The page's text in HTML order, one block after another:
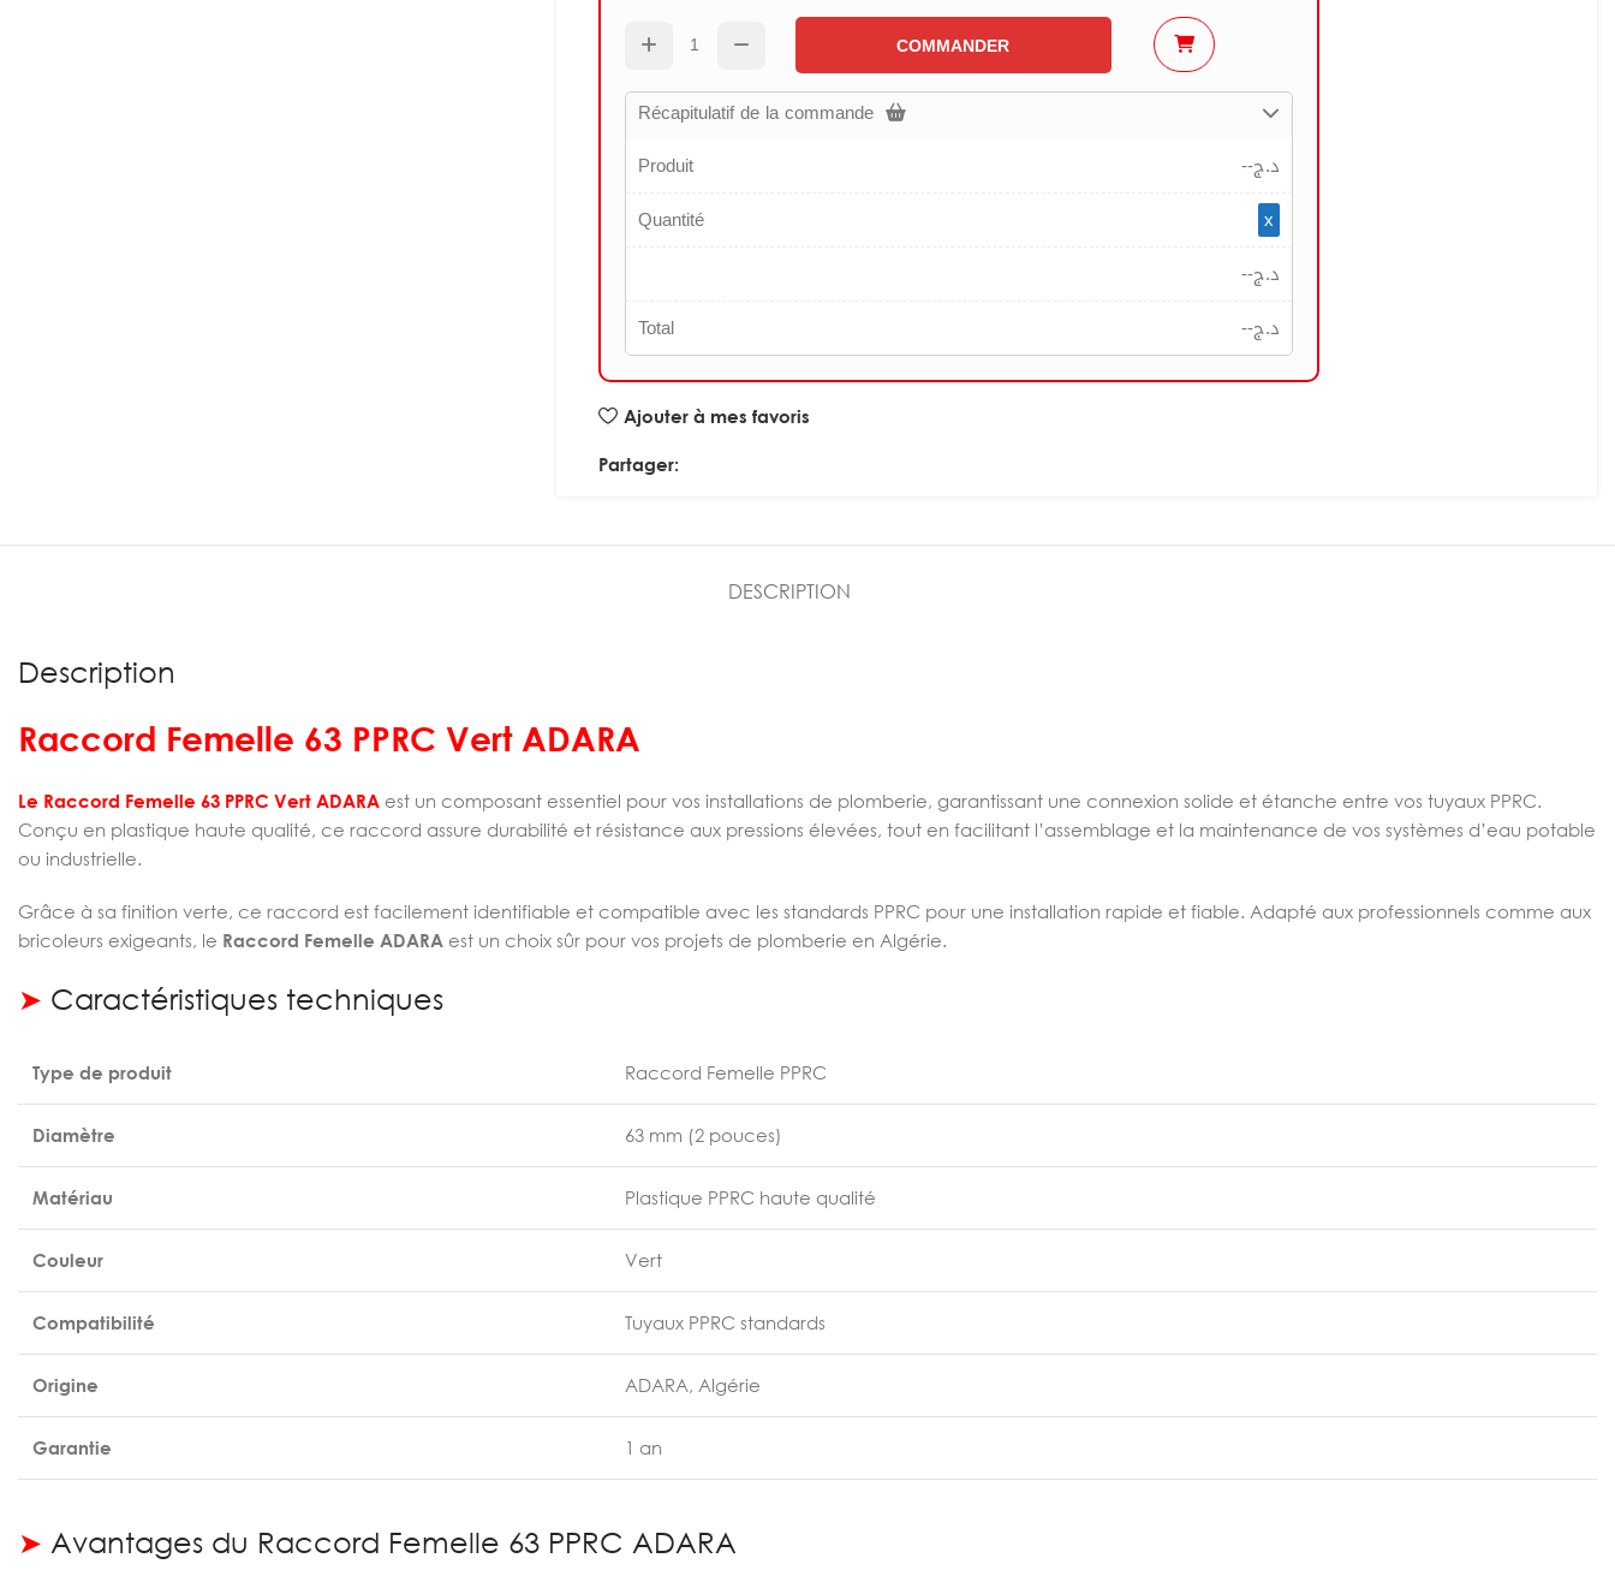
COMMANDER
Récapitulatif de la commande
Produit
--د.ج
Quantité
x
--د.ج
Total
--د.ج
Ajouter à mes favoris
Partager:
DESCRIPTION
Description
Raccord Femelle 63 PPRC Vert ADARA
Le Raccord Femelle 63 PPRC Vert ADARA est un composant essentiel pour vos installations de plomberie, garantissant une connexion solide et étanche entre vos tuyaux PPRC.
Conçu en plastique haute qualité, ce raccord assure durabilité et résistance aux pressions élevées, tout en facilitant l’assemblage et la maintenance de vos systèmes d’eau potable
ou industrielle.
Grâce à sa finition verte, ce raccord est facilement identifiable et compatible avec les standards PPRC pour une installation rapide et fiable. Adapté aux professionnels comme aux
bricoleurs exigeants, le Raccord Femelle ADARA est un choix sûr pour vos projets de plomberie en Algérie.
➤ Caractéristiques techniques
Type de produit Raccord Femelle PPRC
Diamètre 63 mm (2 pouces)
Matériau Plastique PPRC haute qualité
Couleur Vert
Compatibilité Tuyaux PPRC standards
Origine ADARA, Algérie
Garantie 1 an
➤ Avantages du Raccord Femelle 63 PPRC ADARA